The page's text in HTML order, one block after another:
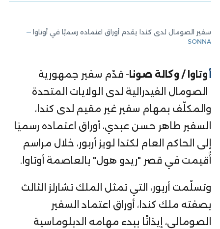
سفير الصومال لدى كندا يقدم أوراق اعتماده رسميًا في أوتاوا —
SONNA
أوتاوا / وكالة صونا - قدّم سفير جمهورية
الصومال الفيدرالية لدى الولايات المتحدة
والمكلّف بمهام سفير غير مقيم لدى كندا،
السفير طاهر حسن عبدي، أوراق اعتماده رسميًا
إلى الحاكم العام لكندا لويز أربور، خلال مراسم
أُقيمت في قصر "ريدو هول" بالعاصمة أوتاوا.
وتسلّمت أربور، التي تمثل الملك تشارلز الثالث
بصفته ملك كندا، أوراق اعتماد السفير
الصومالي، إيذانًا ببدء مهامه الدبلوماسية